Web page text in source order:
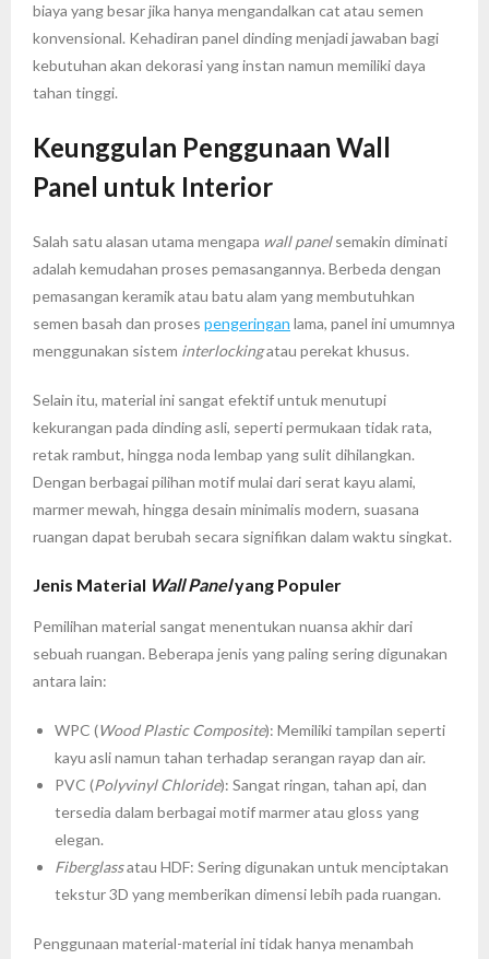
biaya yang besar jika hanya mengandalkan cat atau semen
konvensional. Kehadiran panel dinding menjadi jawaban bagi
kebutuhan akan dekorasi yang instan namun memiliki daya
tahan tinggi.
Keunggulan Penggunaan Wall
Panel untuk Interior
Salah satu alasan utama mengapa wall panelsemakin diminati
adalah kemudahan proses pemasangannya. Berbeda dengan
pemasangan keramik atau batu alam yang membutuhkan
semen basah dan proses pengeringan lama, panel ini umumnya
menggunakan sistem interlockingatau perekat khusus.
Selain itu, material ini sangat efektif untuk menutupi
kekurangan pada dinding asli, seperti permukaan tidak rata,
retak rambut, hingga noda lembap yang sulit dihilangkan.
Dengan berbagai pilihan motif mulai dari serat kayu alami,
marmer mewah, hingga desain minimalis modern, suasana
ruangan dapat berubah secara signifikan dalam waktu singkat.
Jenis Material Wall Panelyang Populer
Pemilihan material sangat menentukan nuansa akhir dari
sebuah ruangan. Beberapa jenis yang paling sering digunakan
antara lain:
WPC (Wood Plastic Composite): Memiliki tampilan seperti
kayu asli namun tahan terhadap serangan rayap dan air.
PVC (Polyvinyl Chloride): Sangat ringan, tahan api, dan
tersedia dalam berbagai motif marmer atau gloss yang
elegan.
Fiberglassatau HDF: Sering digunakan untuk menciptakan
tekstur 3D yang memberikan dimensi lebih pada ruangan.
Penggunaan material-material ini tidak hanya menambah